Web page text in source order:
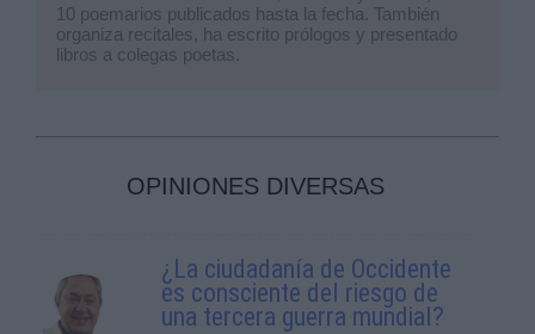
10 poemarios publicados hasta la fecha. También
organiza recitales, ha escrito prólogos y presentado
libros a colegas poetas.
OPINIONES DIVERSAS
¿La ciudadanía de Occidente
es consciente del riesgo de
una tercera guerra mundial?